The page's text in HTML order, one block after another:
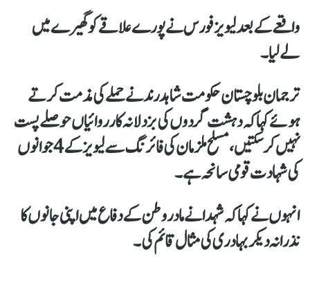
واقعے کےبعد لیویز فورس نےپورےعلاقےکو گھیرے میں
لےلیا۔
ترجمان بلوچستان حکومت شاہد رند نے حملے کی مذمت کرتے
ہوئےکہا کہ دہشت گردوں کی بزدلانہ کارروائیاں حوصلے پست
نہیں کرسکتیں،مسلح ملزمان کی فائرنگ سے لیویز کے 4 جوانوں
کی شہادت قومی سانحہ ہے۔
انہوں نے کہا کہ شہدا نےمادر وطن کے دفاع میں اپنی جانوں کا
نذرانہ دیکربہادری کی مثال قائم کی۔